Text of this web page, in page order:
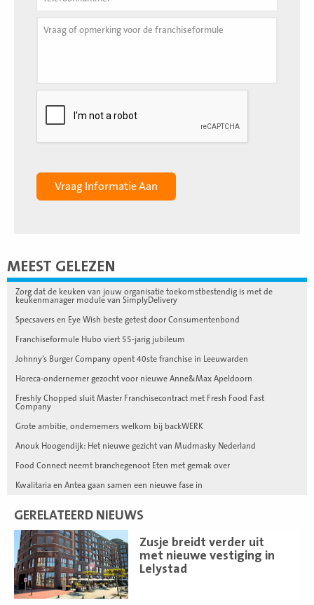
MEEST GELEZEN
Zorg dat de keuken van jouw organisatie toekomstbestendig is met de
keukenmanager module van SimplyDelivery
Specsavers en Eye Wish beste getest door Consumentenbond
Franchiseformule Hubo viert 55-jarig jubileum
Johnny’s Burger Company opent 40ste franchise in Leeuwarden
Horeca-ondernemer gezocht voor nieuwe Anne&Max Apeldoorn
Freshly Chopped sluit Master Franchisecontract met Fresh Food Fast
Company
Grote ambitie, ondernemers welkom bij backWERK
Anouk Hoogendijk: Het nieuwe gezicht van Mudmasky Nederland
Food Connect neemt branchegenoot Eten met gemak over
Kwalitaria en Antea gaan samen een nieuwe fase in
GERELATEERD NIEUWS
Zusje breidt verder uit
met nieuwe vestiging in
Lelystad
Lees
meer